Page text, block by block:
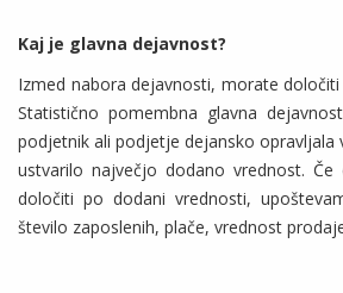
Kaj je glavna dejavnost?
Izmed nabora dejavnosti, morate
Statistično pomembna glavna
podjetnik ali podjetje dejansko opravljala
ustvarilo največjo dodano vrednost.
določiti po dodani vrednosti,
število zaposlenih, plače, vrednost